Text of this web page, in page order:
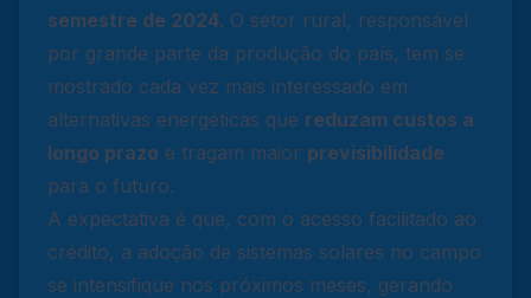
semestre de 2024. O setor rural, responsável
por grande parte da produção do país, tem se
mostrado cada vez mais interessado em
alternativas energéticas que reduzam custos a
longo prazo e tragam maior previsibilidade
para o futuro.
A expectativa é que, com o acesso facilitado ao
crédito, a adoção de sistemas solares no campo
se intensifique nos próximos meses, gerando